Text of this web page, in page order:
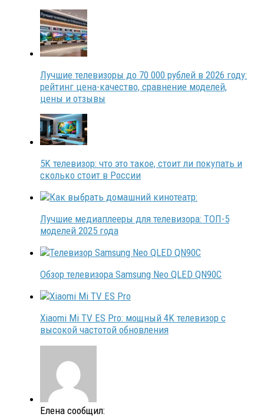
Лучшие телевизоры до 70 000 рублей в 2026 году:
рейтинг цена-качество, сравнение моделей,
цены и отзывы
5K телевизор: что это такое, стоит ли покупать и
сколько стоит в России
Лучшие медиаплееры для телевизора: ТОП-5
моделей 2025 года
Обзор телевизора Samsung Neo QLED QN90C
Xiaomi Mi TV ES Pro: мощный 4K телевизор с
высокой частотой обновления
Елена сообщил: